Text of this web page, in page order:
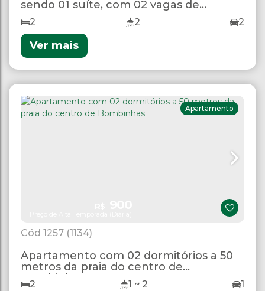
sendo 01 suíte, com 02 vagas de
garagem
2 2 2
Ver mais
1257 (1134)
Apartamento
Apartamento com 02 dormitórios a 50
metros da praia do centro de
Bombinhas
2 1 ~ 2 1